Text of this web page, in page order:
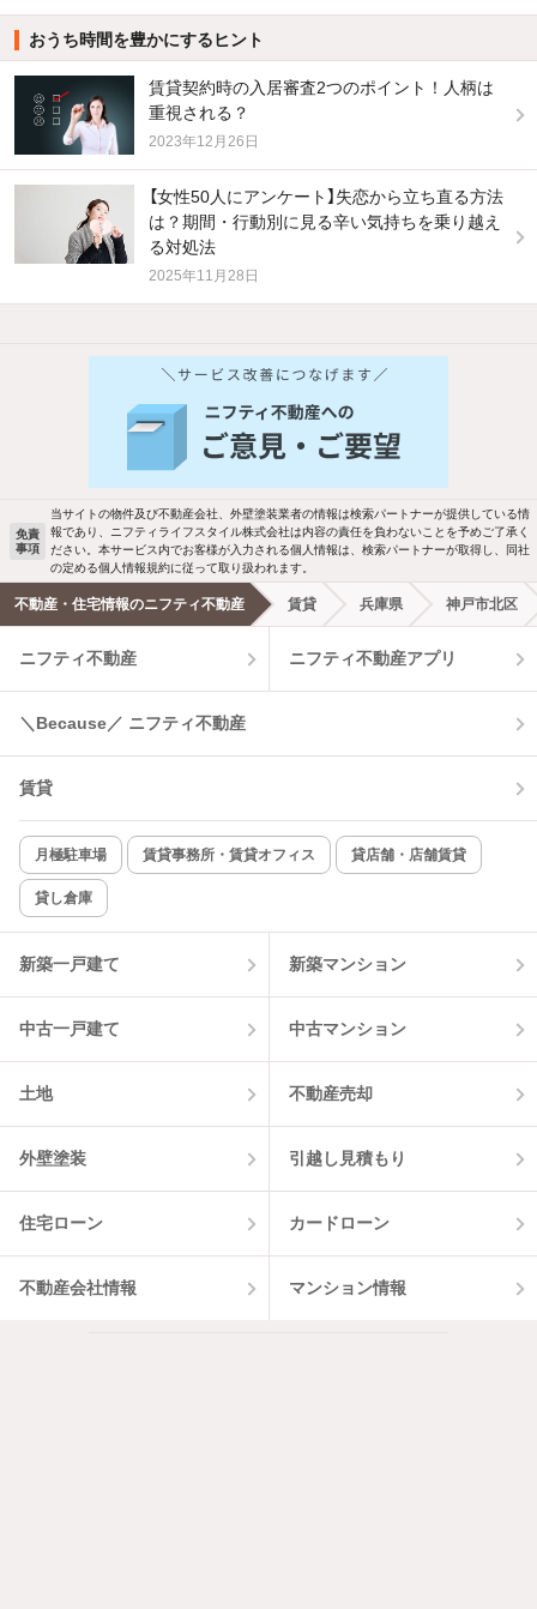
おうち時間を豊かにするヒント
賃貸契約時の入居審査2つのポイント！人柄は
重視される？
2023年12月26日
【女性50人にアンケート】失恋から立ち直る方法
は？期間・行動別に見る辛い気持ちを乗り越え
る対処法
2025年11月28日
他の人はこんな条件で絞り込んでいます！
バス・トイレ別 2階以上
洗濯機置場あり 独立洗面台
エアコンあり 都市ガス
温水洗浄便座 オートロック
コンロ2口以上
新着のみ インターネット無料
該当件数:
物件一覧に反映
免責
事項
当サイトの物件及び不動産会社、外壁塗装業者の情報は検索パートナーが提供している情
報であり、ニフティライフスタイル株式会社は内容の責任を負わないことを予めご了承く
ださい。本サービス内でお客様が入力される個人情報は、検索パートナーが取得し、同社
の定める個人情報規約に従って取り扱われます。
不動産・住宅情報のニフティ不動産 賃貸 兵庫県 神戸市北区
ニフティ不動産 ニフティ不動産アプリ
＼Because／ ニフティ不動産
賃貸
月極駐車場 賃貸事務所・賃貸オフィス 貸店舗・店舗賃貸
貸し倉庫
新築一戸建て 新築マンション
中古一戸建て 中古マンション
土地 不動産売却
外壁塗装 引越し見積もり
住宅ローン カードローン
不動産会社情報 マンション情報